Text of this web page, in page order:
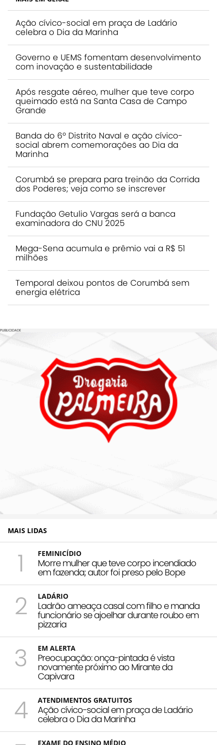
Ação cívico-social em praça de Ladário
celebra o Dia da Marinha
Governo e UEMS fomentam desenvolvimento
com inovação e sustentabilidade
Após resgate aéreo, mulher que teve corpo
queimado está na Santa Casa de Campo
Grande
Banda do 6º Distrito Naval e ação cívico-
social abrem comemorações ao Dia da
Marinha
Corumbá se prepara para treinão da Corrida
dos Poderes; veja como se inscrever
Fundação Getulio Vargas será a banca
examinadora do CNU 2025
Mega-Sena acumula e prêmio vai a R$ 51
milhões
Temporal deixou pontos de Corumbá sem
energia elétrica
PUBLICIDADE
MAIS LIDAS
1 FEMINICÍDIO
Morre mulher que teve corpo incendiado
em fazenda; autor foi preso pelo Bope
2 LADÁRIO
Ladrão ameaça casal com filho e manda
funcionário se ajoelhar durante roubo em
pizzaria
3 EM ALERTA
Preocupação: onça-pintada é vista
novamente próximo ao Mirante da
Capivara
4 ATENDIMENTOS GRATUITOS
Ação cívico-social em praça de Ladário
celebra o Dia da Marinha
EXAME DO ENSINO MÉDIO